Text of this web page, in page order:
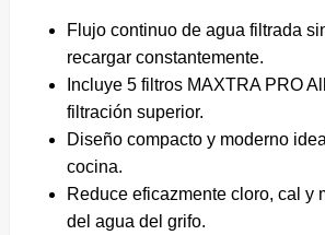
Flujo continuo de agua filtrada
recargar constantemente.
Incluye 5 filtros MAXTRA PRO
filtración superior.
Diseño compacto y moderno
cocina.
Reduce eficazmente cloro, cal y
del agua del grifo.